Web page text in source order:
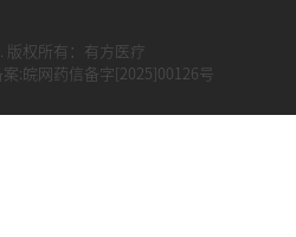
权所有： 有方医疗
:皖网药信备字[2025]00126号